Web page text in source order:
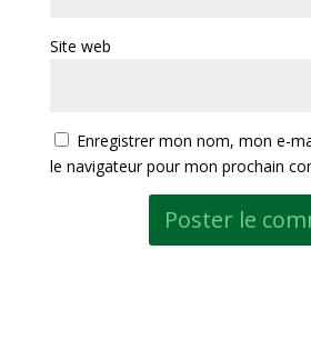
Site web
Enregistrer mon nom, mon e-
le navigateur pour mon prochain